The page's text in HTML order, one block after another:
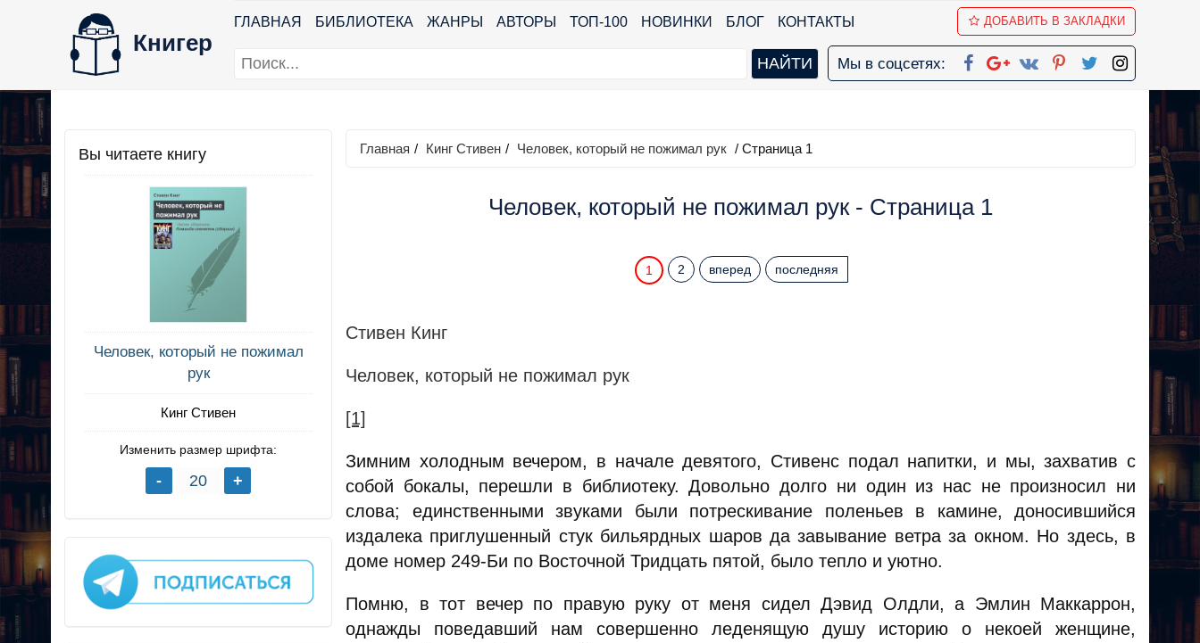
Книгер
ГЛАВНАЯ БИБЛИОТЕКА ЖАНРЫ АВТОРЫ ТОП-100 НОВИНКИ БЛОГ КОНТАКТЫ ДОБАВИТЬ В ЗАКЛАДКИ
Мы в соцсетях:
Вы читаете книгу
Человек, который не пожимал
рук
Кинг Стивен
Изменить размер шрифта:
Главная / Кинг Стивен / Человек, который не пожимал рук / Страница 1
Человек, который не пожимал рук - Страница 1
1 2 вперед последняя
Стивен Кинг
Человек, который не пожимал рук
[1]
Зимним холодным вечером, в начале девятого, Стивенс подал напитки, и мы, захватив с
собой бокалы, перешли в библиотеку. Довольно долго ни один из нас не произносил ни
слова; единственными звуками были потрескивание поленьев в камине, доносившийся
издалека приглушенный стук бильярдных шаров да завывание ветра за окном. Но здесь, в
доме номер 249-Би по Восточной Тридцать пятой, было тепло и уютно.
Помню, в тот вечер по правую руку от меня сидел Дэвид Олдли, а Эмлин Маккаррон,
однажды поведавший нам совершенно леденящую душу историю о некоей женщине,